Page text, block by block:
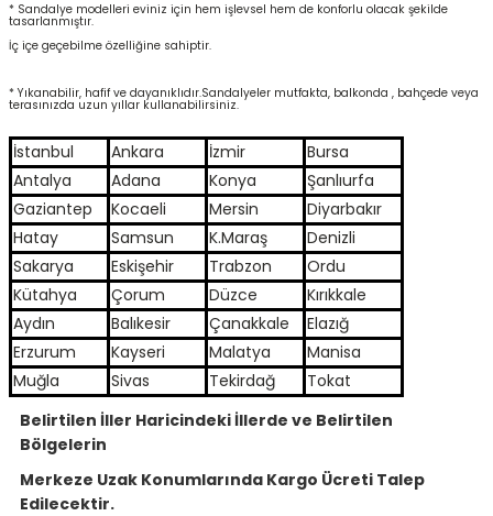
* Sandalye modelleri eviniz için hem işlevsel hem de konforlu olacak şekilde
tasarlanmıştır.
İç içe geçebilme özelliğine sahiptir.
* Yıkanabilir, hafif ve dayanıklıdır.Sandalyeler mutfakta, balkonda , bahçede veya
terasınızda uzun yıllar kullanabilirsiniz.
İstanbul Ankara İzmir
Bursa
Antalya
Adana Konya
Şanlıurfa
Gaziantep
Kocaeli Mersin
Diyarbakır
Hatay
Samsun K.Maraş
Denizli
Sakarya
Eskişehir Trabzon
Ordu
Kütahya
Çorum Düzce
Kırıkkale
Aydın
Balıkesir Çanakkale
Elazığ
Erzurum
Kayseri Malatya
Manisa
Muğla
Sivas Tekirdağ
Tokat
Belirtilen İller Haricindeki İllerde ve Belirtilen
Bölgelerin
Merkeze Uzak Konumlarında Kargo Ücreti Talep
Edilecektir.